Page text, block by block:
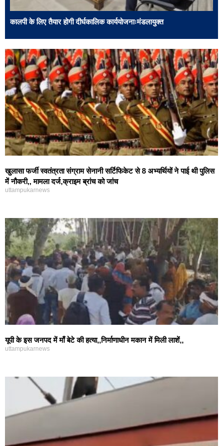
कालपी के लिए तैयार होगी दीर्घकालिक कार्ययोजनाःमंडलायुक्त
खुलासा फर्जी स्वतंत्रता संग्राम सेनानी सर्टिफिकेट से 8 अभ्यर्थियों ने पाई थी पुलिस
में नौकरी,, मामला दर्ज,क्राइम ब्रांच को जांच
uttampukarnews
यूपी के इस जनपद में माँ बेटे की हत्या,,निर्माणाधीन मकान में मिली लाशें,,
uttampukarnews